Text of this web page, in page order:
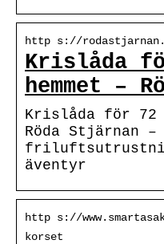
http s://
Krislåda
hemmet –
Krislåda för 72
Röda Stjärnan –
äventyr
http s://
korset